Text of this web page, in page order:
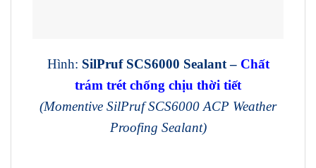
Hình: SilPruf SCS6000 Sealant – Chất
trám trét chống chịu thời tiết
(Momentive SilPruf SCS6000 ACP Weather
Proofing Sealant)